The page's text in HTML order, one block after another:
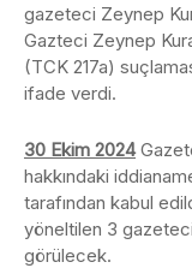
gazeteci Zeynep
Gazteci Zeynep
(TCK 217a)
ifade verdi.
30 Ekim 2024
hakkındaki
tarafından kabul
yöneltilen 3
görülecek.